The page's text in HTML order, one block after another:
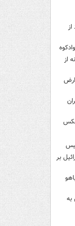
از
بر
به